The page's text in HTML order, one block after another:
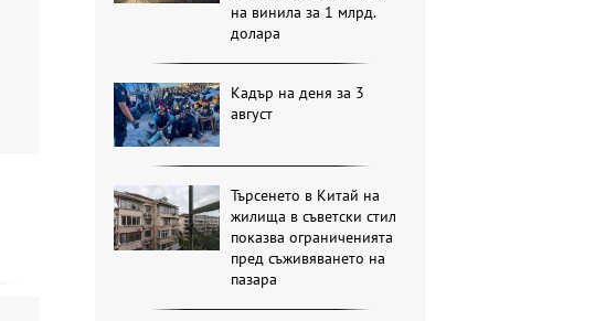
на винила за 1 млрд.
долара
Кадър на деня за 3
август
Търсенето в Китай на
жилища в съветски стил
показва ограниченията
пред съживяването на
пазара